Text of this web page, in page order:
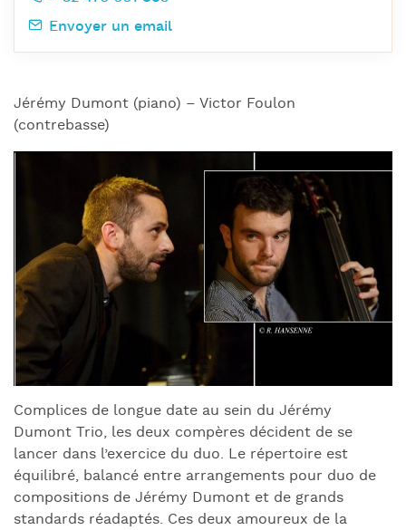
Jérémy Dumont (piano) – Victor Foulon
(contrebasse)
Complices de longue date au sein du Jérémy
Dumont Trio, les deux compères décident de se
lancer dans l’exercice du duo. Le répertoire est
équilibré, balancé entre arrangements pour duo de
compositions de Jérémy Dumont et de grands
standards réadaptés. Ces deux amoureux de la
Envoyer un email